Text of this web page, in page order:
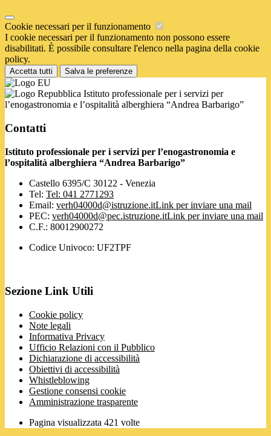
Cookie necessari per il funzionamento
I cookie necessari per il funzionamento non possono essere
disabilitati. È possibile consultare l'elenco nella pagina della cookie
policy.
Accetta tutti Salva le preferenze
Istituto professionale per i servizi per
l’enogastronomia e l’ospitalità alberghiera “Andrea Barbarigo”
Contatti
Istituto professionale per i servizi per l’enogastronomia e
l’ospitalità alberghiera “Andrea Barbarigo”
Castello 6395/C 30122 - Venezia
Tel: Tel: 041 2771293
Email: verh04000d@istruzione.itLink per inviare una mail
PEC: verh04000d@pec.istruzione.itLink per inviare una mail
C.F.: 80012900272
Codice Univoco: UF2TPF
Sezione Link Utili
Cookie policy
Note legali
Informativa Privacy
Ufficio Relazioni con il Pubblico
Dichiarazione di accessibilità
Obiettivi di accessibilità
Whistleblowing
Gestione consensi cookie
Amministrazione trasparente
Pagina visualizzata 421 volte